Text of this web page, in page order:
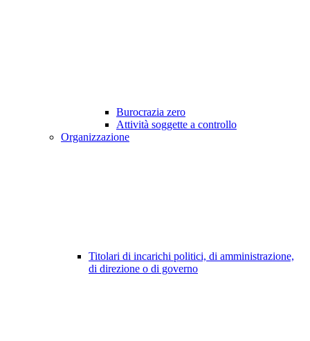
Burocrazia zero
Attività soggette a controllo
Organizzazione
Titolari di incarichi politici, di amministrazione,
di direzione o di governo